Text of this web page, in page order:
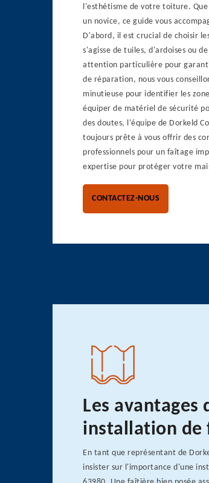
l'esthétisme de votre toiture.
un novice, ce guide vous
D'abord, il est crucial de choisir
s'agisse de tuiles, d'ardoises ou
attention particulière pour
de réparation, nous vous
minutieuse pour identifier les
équiper de matériel de sécurité
des doutes, l'équipe de Dorkeld
toujours prête à vous offrir des
professionnels pour un faîtage
expertise pour protéger votre
CONTACTEZ-NOUS
Les avantages
installation de
En tant que représentant de
insister sur l'importance d'une